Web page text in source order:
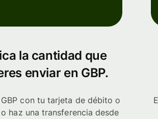
la cantidad que
enviar en GBP.
GBP con tu tarjeta de débito o
haz una transferencia desde